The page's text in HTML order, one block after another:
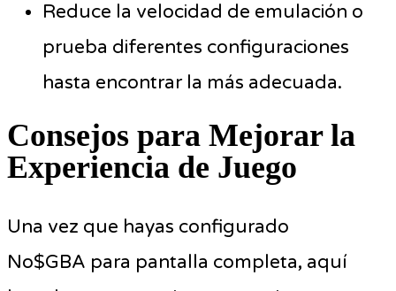
Reduce la velocidad de emulación o
prueba diferentes configuraciones
hasta encontrar la más adecuada.
Consejos para Mejorar la
Experiencia de Juego
Una vez que hayas configurado
No$GBA para pantalla completa, aquí